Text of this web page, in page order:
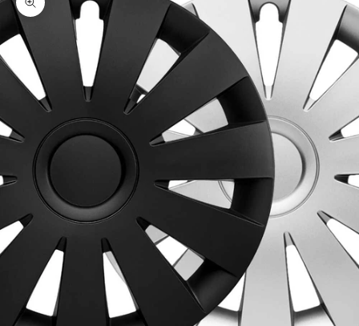
Bild vergrößern